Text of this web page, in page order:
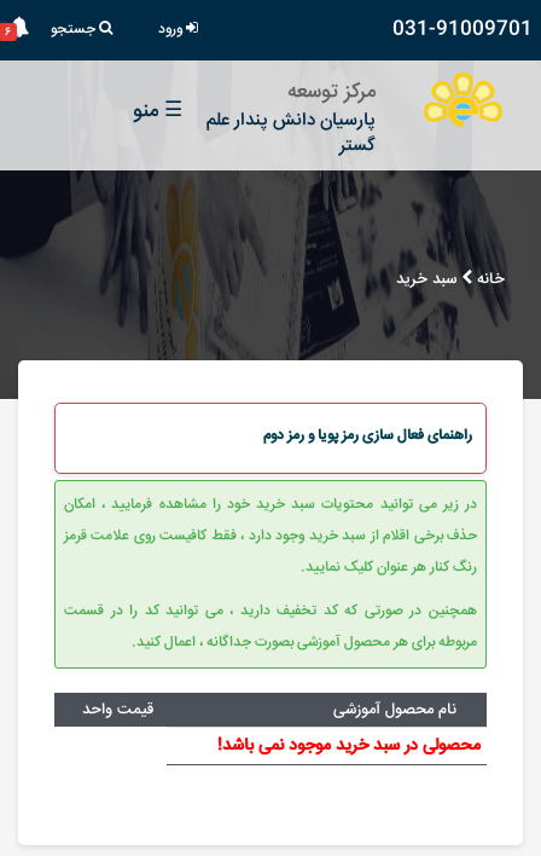
031-91009701 ورود جستجو ۶
مرکز توسعه
پارسیان دانش پندار علم
گستر
☰ منو
خانه سبد خرید
راهنمای فعال سازی رمز پویا و رمز دوم
در زیر می توانید محتویات سبد خرید خود را مشاهده فرمایید ، امکان
حذف برخی اقلام از سبد خرید وجود دارد ، فقط کافیست روی علامت قرمز
رنگ کنار هر عنوان کلیک نمایید.
همچنین در صورتی که کد تخفیف دارید ، می توانید کد را در قسمت
مربوطه برای هر محصول آموزشی بصورت جداگانه ، ‌اعمال کنید.
نام محصول آموزشی قیمت واحد
محصولی در سبد خرید موجود نمی باشد!